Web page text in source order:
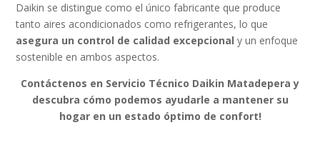
Daikin se distingue como el único fabricante que produce
tanto aires acondicionados como refrigerantes, lo que
asegura un control de calidad excepcional y un enfoque
sostenible en ambos aspectos.
Contáctenos en Servicio Técnico Daikin Matadepera y
descubra cómo podemos ayudarle a mantener su
hogar en un estado óptimo de confort!